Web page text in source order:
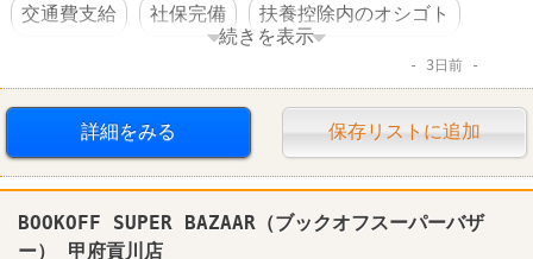
交通費支給 社保完備 扶養控除内のオシゴト
続きを表示
3日前
詳細をみる 保存リストに追加
BOOKOFF SUPER BAZAAR（ブックオフスーパーバザ
ー） 甲府貢川店